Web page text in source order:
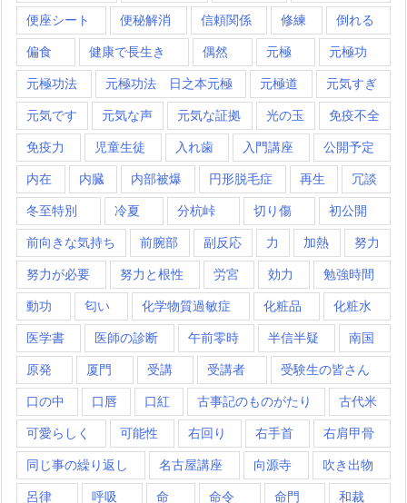
便座シート 便秘解消 信頼関係 修練 倒れる
偏食 健康で長生き 偶然 元極 元極功
元極功法 元極功法 日之本元極 元極道 元気すぎ
元気です 元気な声 元気な証拠 光の玉 免疫不全
免疫力 児童生徒 入れ歯 入門講座 公開予定
内在 内臓 内部被爆 円形脱毛症 再生 冗談
冬至特別 冷夏 分杭峠 切り傷 初公開
前向きな気持ち 前腕部 副反応 力 加熱 努力
努力が必要 努力と根性 労宮 効力 勉強時間
動功 匂い 化学物質過敏症 化粧品 化粧水
医学書 医師の診断 午前零時 半信半疑 南国
原発 厦門 受講 受講者 受験生の皆さん
口の中 口唇 口紅 古事記のものがたり 古代米
可愛らしく 可能性 右回り 右手首 右肩甲骨
同じ事の繰り返し 名古屋講座 向源寺 吹き出物
呂律 呼吸 命 命令 命門 和裁